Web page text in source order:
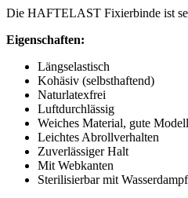
Die HAFTELAST Fixierbinde ist
Eigenschaften:
Längselastisch
Kohäsiv (selbsthaftend)
Naturlatexfrei
Luftdurchlässig
Weiches Material, gute
Leichtes Abrollverhalten
Zuverlässiger Halt
Mit Webkanten
Sterilisierbar mit